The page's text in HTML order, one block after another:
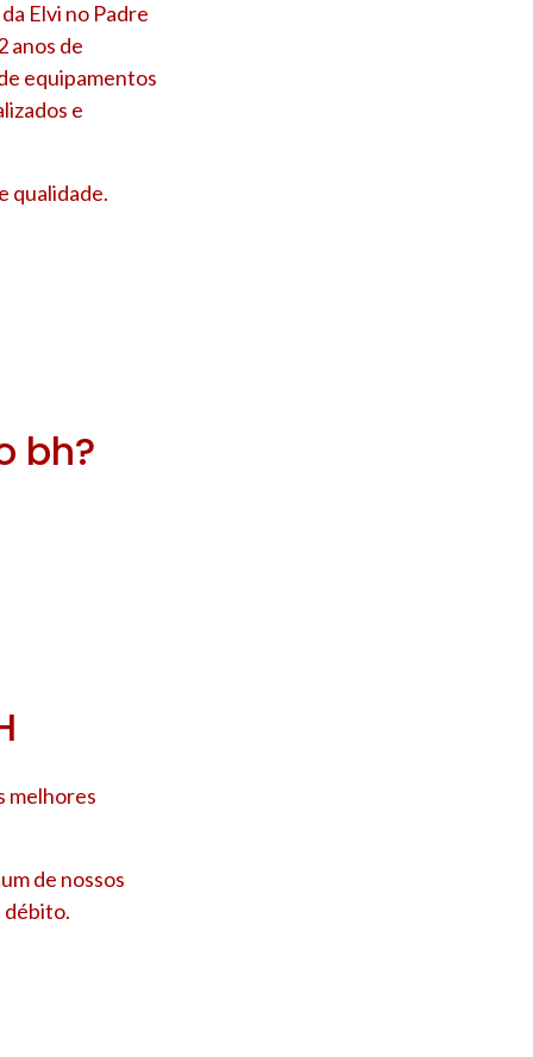
Elvi no Padre
anos de
equipamentos
e
qualidade.
bh?
melhores
de nossos
débito.